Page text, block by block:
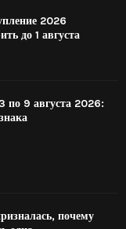
2026
до 1 августа
по 9 августа 2026:
почему